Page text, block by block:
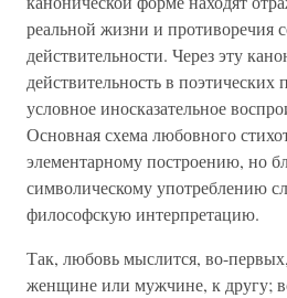
реальной жизни и противоречия
действительности. Через эту
действительность в поэтических
условное иносказательное
Основная схема любовного
элементарному построению, но
символическому употреблению
философскую интерпретацию.
Так, любовь мыслится, во-
женщине или мужчине, к другу;